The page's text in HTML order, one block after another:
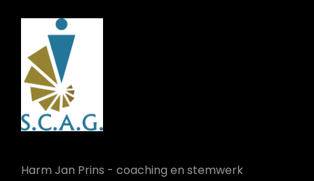
Harm Jan Prins - coaching en stemwerk